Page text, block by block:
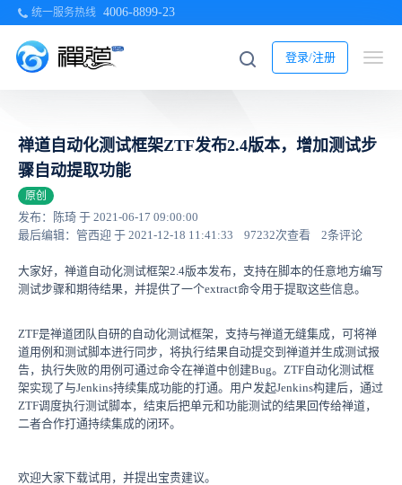
统一服务热线 4006-8899-23
登录/注册
禅道自动化测试框架ZTF发布2.4版本，增加测试步
骤自动提取功能
原创
发布：陈琦 于 2021-06-17 09:00:00
最后编辑：管西迎 于 2021-12-18 11:41:33
97232次查看 2条评论
大家好，禅道自动化测试框架2.4版本发布，支持在脚本的任意地方编写
测试步骤和期待结果，并提供了一个extract命令用于提取这些信息。
ZTF是禅道团队自研的自动化测试框架，支持与禅道无缝集成，可将禅
道用例和测试脚本进行同步，将执行结果自动提交到禅道并生成测试报
告，执行失败的用例可通过命令在禅道中创建Bug。ZTF自动化测试框
架实现了与Jenkins持续集成功能的打通。用户发起Jenkins构建后，通过
ZTF调度执行测试脚本，结束后把单元和功能测试的结果回传给禅道，
二者合作打通持续集成的闭环。
欢迎大家下载试用，并提出宝贵建议。